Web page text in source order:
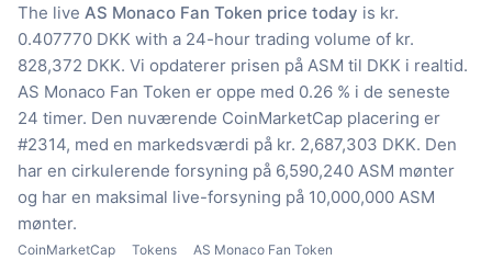
The live AS Monaco Fan Token price today is kr.
0.407770 DKK with a 24-hour trading volume of kr.
828,372 DKK. Vi opdaterer prisen på ASM til DKK i realtid.
AS Monaco Fan Token er oppe med 0.26 % i de seneste
24 timer. Den nuværende CoinMarketCap placering er
#2314, med en markedsværdi på kr. 2,687,303 DKK. Den
har en cirkulerende forsyning på 6,590,240 ASM mønter
og har en maksimal live-forsyning på 10,000,000 ASM
mønter.
CoinMarketCap Tokens AS Monaco Fan Token